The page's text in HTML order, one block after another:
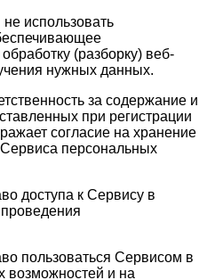
использовать
(разборку) веб-
нужных данных.
за содержание и
при регистрации
согласие на хранение
персональных
доступа к Сервису в
пользоваться Сервисом в
возможностей и на